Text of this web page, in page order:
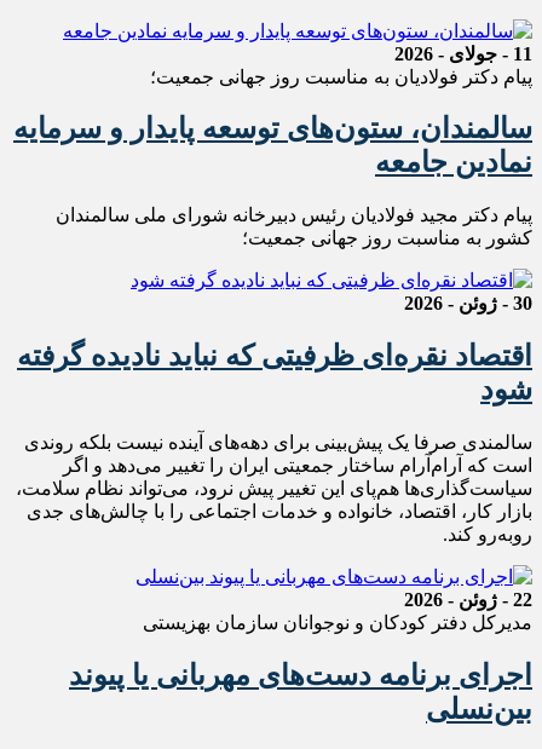
11 - جولای - 2026
پیام دکتر فولادیان به مناسبت روز جهانی جمعیت؛
سالمندان، ستون‌های توسعه پایدار و سرمایه
نمادین جامعه
پیام دکتر مجید فولادیان رئیس دبیرخانه شورای ملی سالمندان
کشور به مناسبت روز جهانی جمعیت؛
30 - ژوئن - 2026
اقتصاد نقره‌ای ظرفیتی که نباید نادیده گرفته
شود
سالمندی صرفا یک پیش‌بینی برای دهه‌های آینده نیست بلکه روندی
است که آرام‌آرام ساختار جمعیتی ایران را تغییر می‌دهد و اگر
سیاست‌گذاری‌ها هم‌پای این تغییر پیش نرود، می‌تواند نظام سلامت،
بازار کار، اقتصاد، خانواده و خدمات اجتماعی را با چالش‌های جدی
روبه‌رو کند.
22 - ژوئن - 2026
مدیرکل دفتر کودکان و نوجوانان سازمان بهزیستی
اجرای برنامه دست‌های مهربانی یا پیوند
بین‌نسلی